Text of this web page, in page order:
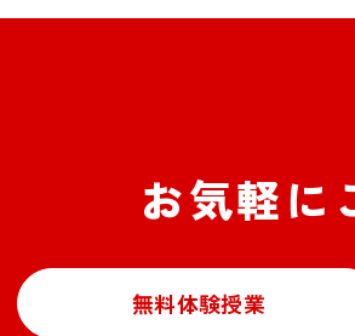
お気軽に
無料体験授業